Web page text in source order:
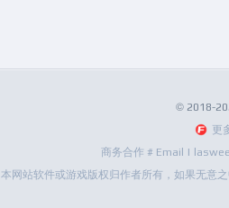
© 2018-
更
商务合作 # Email |
本网站软件或游戏版权归作者所有，如果无意